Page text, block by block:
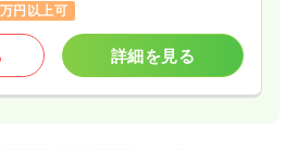
円以上可
詳細を見る